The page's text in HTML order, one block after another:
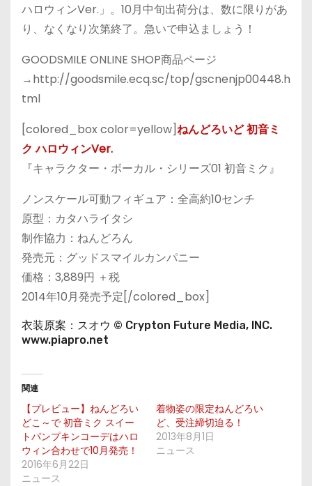
ハロウィンVer.」。10月中旬出荷分は、数に限りがあ
り、なくなり次第終了。急いで申込ましょう！
GOODSMILE ONLINE SHOP商品ページ
→http://goodsmile.ecq.sc/top/gscnenjp00448.h
tml
[colored_box color=yellow]ねんどろいど 初音ミ
ク ハロウィンVer.
『キャラクター・ボーカル・シリーズ01 初音ミク』
ノンスケール可動フィギュア：全高約10センチ
原型：カタハライタシ
制作協力：ねんどろん
発売元：グッドスマイルカンパニー
価格：3,889円 ＋税
2014年10月発売予定[/colored_box]
衣装原案：スオウ © Crypton Future Media, INC.
www.piapro.net
関連
【プレビュー】ねんどろい
どこ～で 初音ミク スイー
トパンプキンコーデはハロ
ウィン合わせで10月発売！
2016年6月22日
ニュース
着物姿の限定ねんどろい
ど、受注締切迫る！
2013年8月1日
ニュース